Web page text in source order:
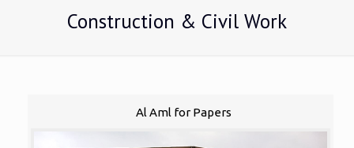
Construction & Civil Work
Al Aml for Papers